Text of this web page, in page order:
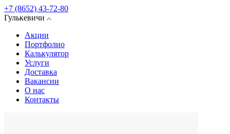
+7 (8652) 43-72-80
Гулькевичи
Акции
Портфолио
Калькулятор
Услуги
Доставка
Вакансии
О нас
Контакты